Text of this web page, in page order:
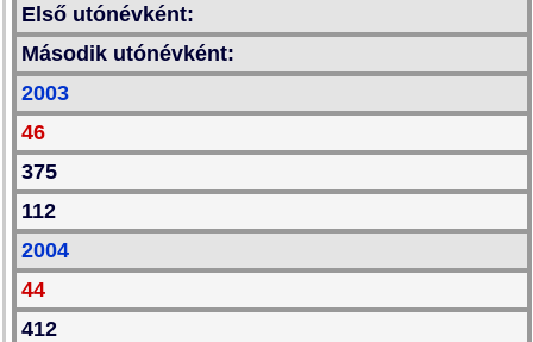
Első utónévként:
Második utónévként:
2003
46
375
112
2004
44
412